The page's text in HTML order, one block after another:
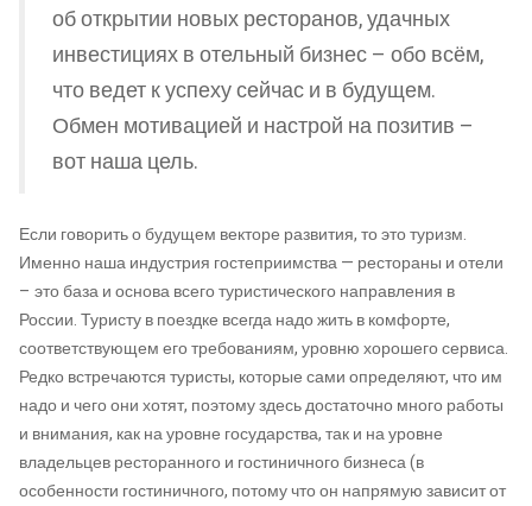
об открытии новых ресторанов, удачных
инвестициях в отельный бизнес – обо всём,
что ведет к успеху сейчас и в будущем.
Обмен мотивацией и настрой на позитив –
вот наша цель.
Если говорить о будущем векторе развития, то это туризм.
Именно наша индустрия гостеприимства — рестораны и отели
– это база и основа всего туристического направления в
России. Туристу в поездке всегда надо жить в комфорте,
соответствующем его требованиям, уровню хорошего сервиса.
Редко встречаются туристы, которые сами определяют, что им
надо и чего они хотят, поэтому здесь достаточно много работы
и внимания, как на уровне государства, так и на уровне
владельцев ресторанного и гостиничного бизнеса (в
особенности гостиничного, потому что он напрямую зависит от